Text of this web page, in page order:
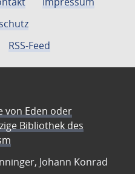
RSS-Feed
von Eden oder
Bibliothek des
Johann Konrad